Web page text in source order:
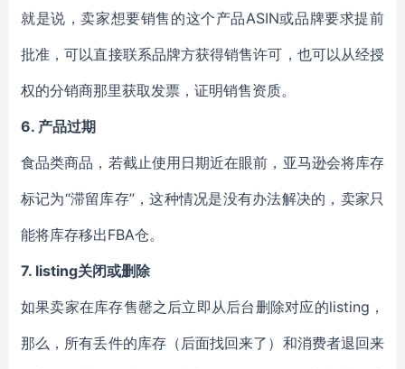
就是说，卖家想要销售的这个产品ASIN或品牌要求提前
批准，可以直接联系品牌方获得销售许可，也可以从经授
权的分销商那里获取发票，证明销售资质。
6. 产品过期
食品类商品，若截止使用日期近在眼前，亚马逊会将库存
标记为“滞留库存”，这种情况是没有办法解决的，卖家只
能将库存移出FBA仓。
7. listing关闭或删除
如果卖家在库存售罄之后立即从后台删除对应的listing，
那么，所有丢件的库存（后面找回来了）和消费者退回来